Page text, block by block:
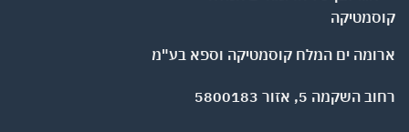
ארומה ים המלח קוסמטיקה וספא בע"מ
רחוב השקמה 5, אזור 5800183